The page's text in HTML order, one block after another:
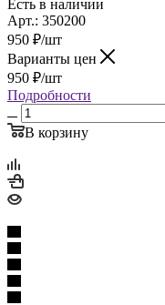
Есть в наличии
Арт.: 350200
950 ₽/шт
Варианты цен
950 ₽/шт
Подробности
В корзину